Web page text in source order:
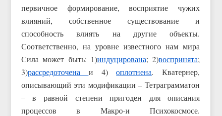
первичное формирование, восприятие чужих
влияний, собственное существование и
способность влиять на другие объекты.
Соответственно, на уровне известного нам мира
Сила может быть: 1)индуцирована; 2)воспринята;
3)рассредоточена и 4)оплотнена. Кватернер,
описывающий эти модификации – Тетраграмматон
– в равной степени пригоден для описания
процессов в Макро-и Психокосмосе.